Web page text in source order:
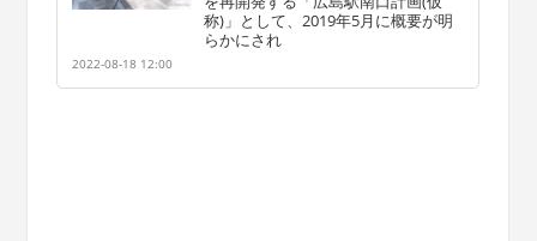
称)」として、2019年5月に概要が明
らかにされ
2022-08-18 12:00